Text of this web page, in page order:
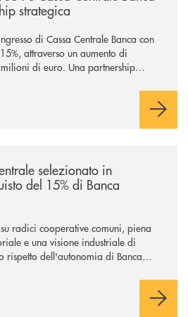
strategica
di Cassa Centrale Banca con
attraverso un aumento di
di euro. Una partnership
ai territori, per ampliare l’offerta e
selezionato in
del 15% di Banca
radici cooperative comuni, piena
e una visione industriale di
rispetto dell'autonomia di Banca
per la finalizzazione dell’operazione.